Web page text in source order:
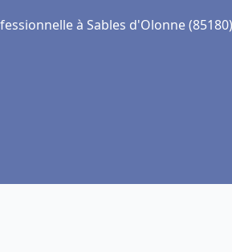
à Sables d'Olonne (85180)